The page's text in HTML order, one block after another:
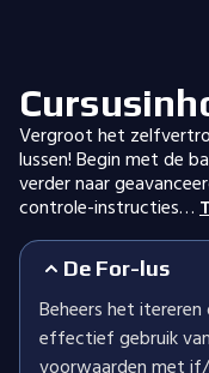
Vergroot het
lussen! Begin met de
verder naar
controle-instructies…
De For-lus
Beheers het
effectief gebruik